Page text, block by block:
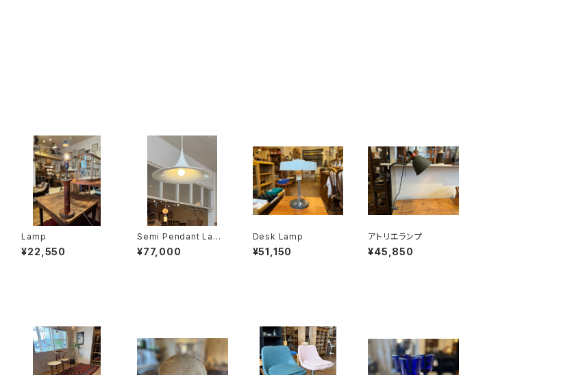
Lamp
¥22,550
Semi Pendant Lamp
Φ47cm
¥77,000
Desk Lamp
¥51,150
アトリエランプ
¥45,850